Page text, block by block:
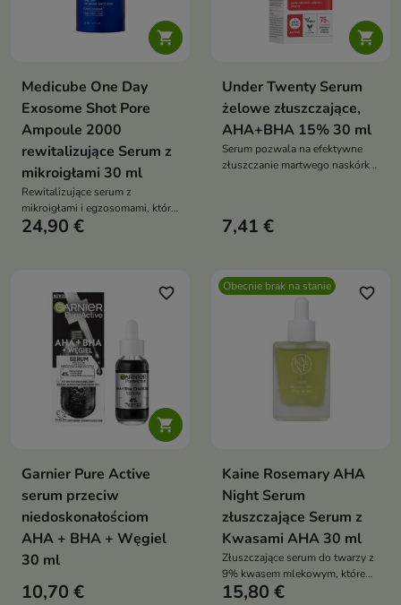

Medicube One Day
Exosome Shot Pore
Ampoule 2000
rewitalizujące Serum z
mikroigłami 30 ml
Rewitalizujące serum z
mikroigłami i egzosomami, które
wygładza skórę, zwęża pory i
24,90 €

Under Twenty Serum
żelowe złuszczające,
AHA+BHA 15% 30 ml
Serum pozwala na efektywne
złuszczanie martwego naskórka,
7,41 €

favorite_border
Garnier Pure Active
serum przeciw
niedoskonałościom
AHA + BHA + Węgiel
30 ml
10,70 €
Obecnie brak na stanie favorite_border
Kaine Rosemary AHA
Night Serum
złuszczające Serum z
Kwasami AHA 30 ml
Złuszczające serum do twarzy z
9% kwasem mlekowym, które
oczyszcza pory, wygładza skórę
15,80 €